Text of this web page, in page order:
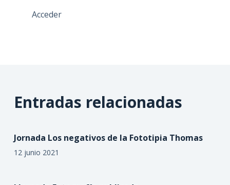
Acceder
Entradas relacionadas
Jornada Los negativos de la Fototipia Thomas
12 junio 2021